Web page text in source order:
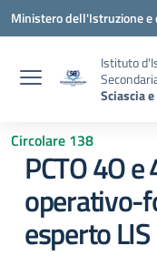
Vai ai contenuti
Vai al menu di navigazione
Vai al footer
Ministero dell'Istruzione e
Istituto
Sciascia
Circolare 138
PCTO 4O
operativo-
esperto LIS